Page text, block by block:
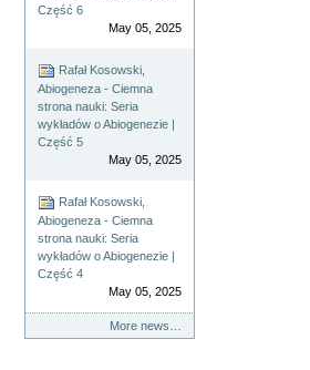
Część 6
May 05, 2025
Rafał Kosowski,
Abiogeneza - Ciemna
strona nauki: Seria
wykładów o Abiogenezie |
Część 5
May 05, 2025
Rafał Kosowski,
Abiogeneza - Ciemna
strona nauki: Seria
wykładów o Abiogenezie |
Część 4
May 05, 2025
More news…